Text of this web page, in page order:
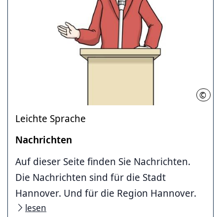
©
Leichte Sprache
Nachrichten
Auf dieser Seite finden Sie Nachrichten.
Die Nachrichten sind für die Stadt
Hannover. Und für die Region Hannover.
lesen